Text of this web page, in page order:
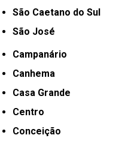
São Caetano do Sul
São José
Campanário
Canhema
Casa Grande
Centro
Conceição